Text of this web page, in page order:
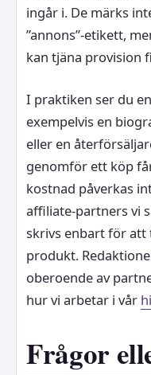
ingår i. De märks
”annons”-etikett,
kan tjäna provision
I praktiken ser du
exempelvis en
eller en
genomför ett köp
kostnad påverkas
affiliate-partners vi
skrivs enbart för att
produkt.
oberoende av
hur vi arbetar i vår
Frågor